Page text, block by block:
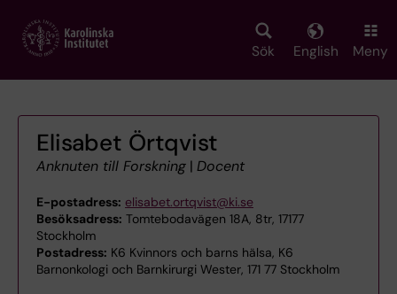
main
Sök English Meny
Elisabet Örtqvist
Anknuten till Forskning | Docent
E-postadress: elisabet.ortqvist@ki.se
Besöksadress: Tomtebodavägen 18A, 8tr, 17177
Stockholm
Postadress: K6 Kvinnors och barns hälsa, K6
Barnonkologi och Barnkirurgi Wester, 171 77 Stockholm